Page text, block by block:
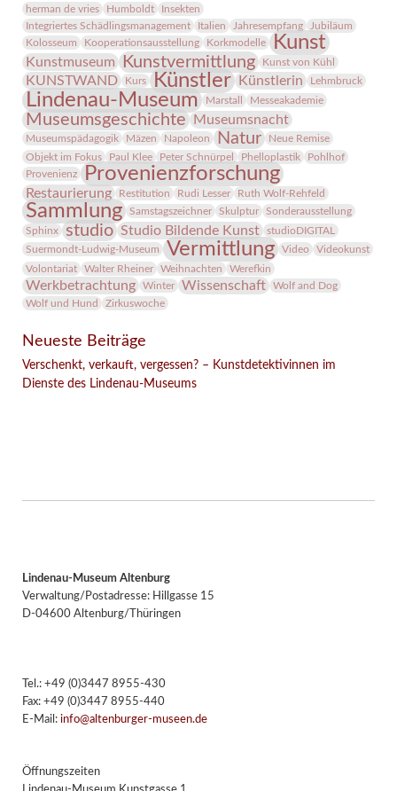
herman de vries Humboldt
Insekten
Integriertes Schädlingsmanagement
Italien Jahresempfang
Jubiläum
Kolosseum
Kooperationsausstellung Korkmodelle Kunst
Kunstmuseum Kunstvermittlung Kunst von Kühl
KUNSTWAND Kurs Künstler Künstlerin Lehmbruck
Lindenau-Museum Marstall Messeakademie
Museumsgeschichte Museumsnacht
Museumspädagogik Mäzen Napoleon Natur
Neue Remise
Objekt im Fokus
Paul Klee Peter Schnürpel Phelloplastik
Pohlhof
Provenienz
Provenienzforschung
Restaurierung Restitution Rudi Lesser Ruth Wolf-Rehfeld
Sammlung Samstagszeichner Skulptur
Sonderausstellung
Sphinx
studio Studio Bildende Kunst
studioDIGITAL
Suermondt-Ludwig-Museum
Vermittlung Video
Videokunst
Volontariat
Walter Rheiner Weihnachten Werefkin
Werkbetrachtung Winter Wissenschaft
Wolf and Dog
Wolf und Hund
Zirkuswoche
Neueste Beiträge
Verschenkt, verkauft, vergessen? – Kunstdetektivinnen im
Dienste des Lindenau-Museums
Lindenau-Museum Altenburg
Verwaltung/Postadresse: Hillgasse 15
D-04600 Altenburg/Thüringen
Tel.: +49 (0)3447 8955-430
Fax: +49 (0)3447 8955-440
E-Mail: info@altenburger-museen.de
Öffnungszeiten